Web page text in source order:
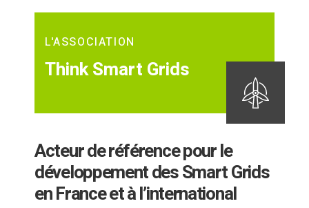
L'ASSOCIATION
Think Smart Grids
Acteur de référence pour le
développement des Smart Grids
en France et à l’international